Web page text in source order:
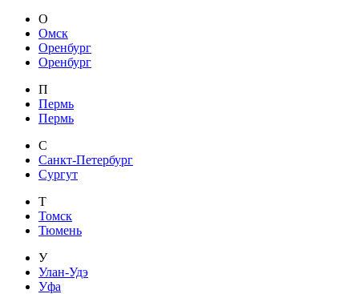
О
Омск
Оренбург
Оренбург
П
Пермь
Пермь
С
Санкт-Петербург
Сургут
Т
Томск
Тюмень
У
Улан-Удэ
Уфа